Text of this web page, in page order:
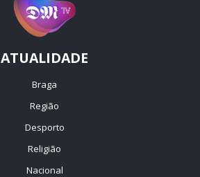
ATUALIDADE
Braga
Região
Desporto
Religião
Nacional